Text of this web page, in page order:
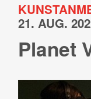
21. AUG.
Planet